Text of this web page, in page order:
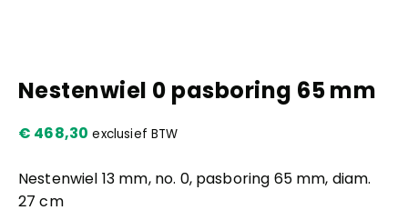
Nestenwiel 0 pasboring 65 mm
€ 468,30 exclusief BTW
Nestenwiel 13 mm, no. 0, pasboring 65 mm, diam.
27 cm